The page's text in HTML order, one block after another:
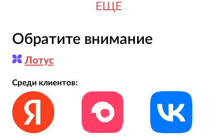
ЕЩЕ
Обратите внимание
Лотус
Среди клиентов: